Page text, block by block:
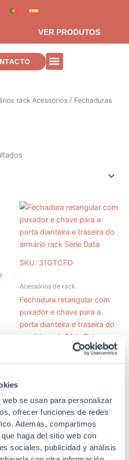
se usan para personalizar
ofrecer funciones de redes
Además, compartimos
haga del sitio web con
sociales, publicidad y análisis
VER PRODUTOS
rack Acessórios / Fechaduras
SKU: 31GTCFD
Acessórios de rack
Fechadura retangular com
puxador e chave para a
porta dianteira e traseira do
armário rack Série Data
SKU: 31GTCLD
Acessórios de rack